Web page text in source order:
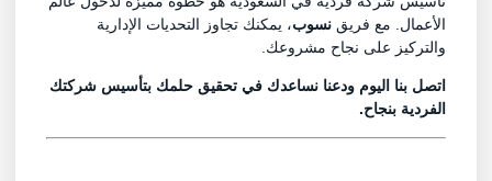
الأعمال. مع فريق نسوب، يمكنك تجاوز التحديات الإدارية
والتركيز على نجاح مشروعك.
اتصل بنا اليومودعنا نساعدك في تحقيق حلمك بتأسيس شركتك
الفردية بنجاح.